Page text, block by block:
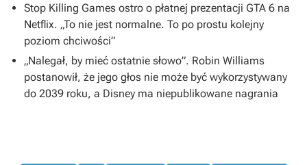
Stop Killing Games ostro o płatnej prezentacji GTA 6 na
Netflix. „To nie jest normalne. To po prostu kolejny
poziom chciwości”
„Nalegał, by mieć ostatnie słowo”. Robin Williams
postanowił, że jego głos nie może być wykorzystywany
do 2039 roku, a Disney ma niepublikowane nagrania